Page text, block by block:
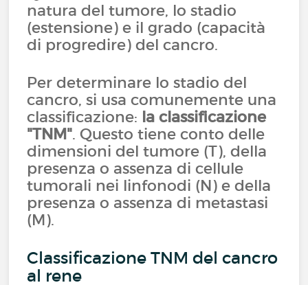
natura del tumore, lo stadio
(estensione) e il grado (capacità
di progredire) del cancro.
Per determinare lo stadio del
cancro, si usa comunemente una
classificazione: la classificazione
"TNM". Questo tiene conto delle
dimensioni del tumore (T), della
presenza o assenza di cellule
tumorali nei linfonodi (N) e della
presenza o assenza di metastasi
(M).
Classificazione TNM del cancro
al rene